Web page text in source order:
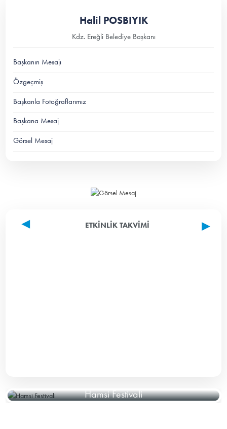
Halil POSBIYIK
Kdz. Ereğli Belediye Başkanı
Başkanın Mesajı
Özgeçmiş
Başkanla Fotoğraflarımız
Başkana Mesaj
Görsel Mesaj
ETKINLIK TAKVIMI
Hamsi Festivali